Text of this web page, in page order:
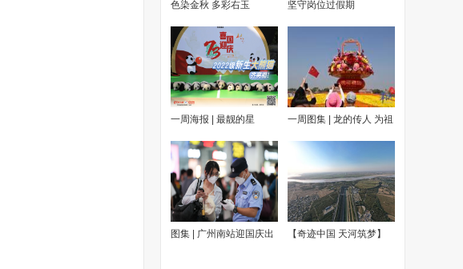
色染金秋 多彩右玉 坚守岗位过假期
一周海报 | 最靓的星 一周图集 | 龙的传人 为祖
国庆生
图集 | 广州南站迎国庆出 【奇迹中国 天河筑梦】